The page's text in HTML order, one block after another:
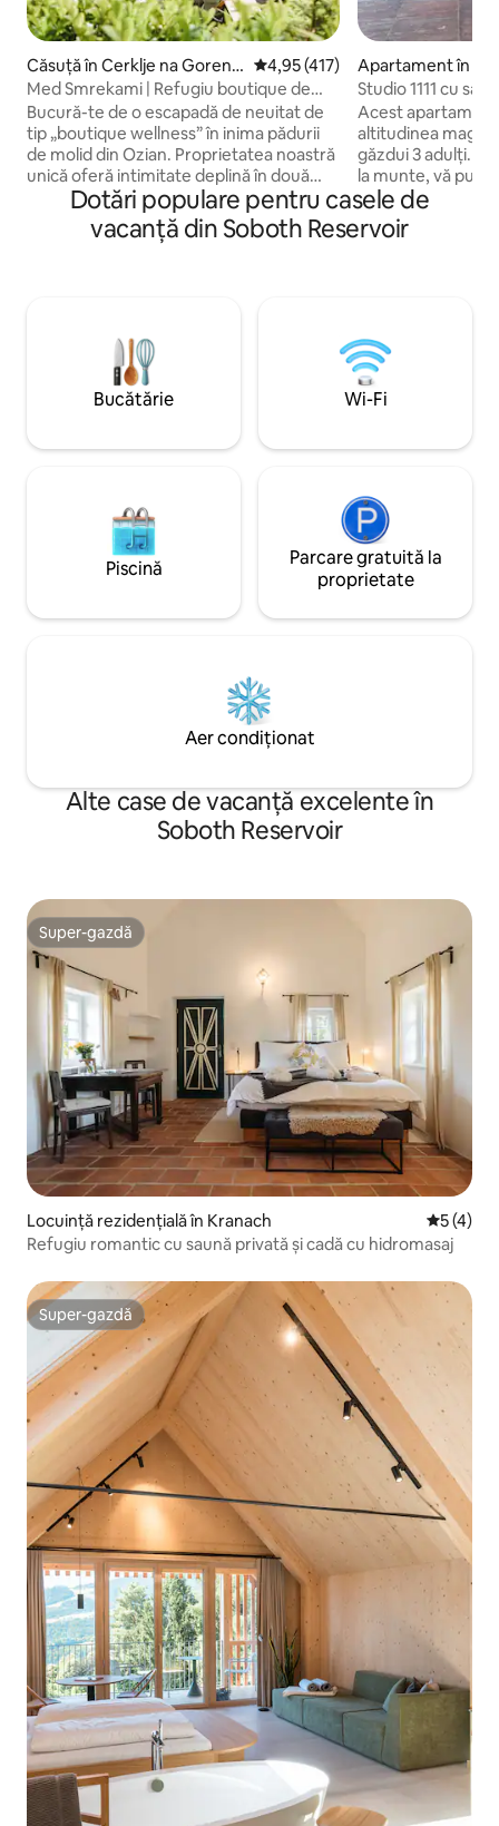
Căsuță în Cerklje na Gorenjs
kem
Scor mediu de 4,95 din 5, 417
4,95 (417)
Med Smrekami | Refugiu boutique de
wellness și SPA
Bucură-te de o escapadă de neuitat de
tip „boutique wellness” în inima pădurii
de molid din Ozian. Proprietatea noastră
unică oferă intimitate deplină în două
spații separate: o căsuță romantică din
lemn cu vedere panoramică, un fotoliu
de masaj premium și un proiector de film
cuplurile care caută răsfăț de lux și
relaxare în apropierea munților. Bine ai
venit în sanctuarul tău! ID RNO: 108171
Apartament în
Studio 1111 cu
hidromasaj
Acest
altitudinea magică
găzdui 3 adulți.
la munte, vă
relaxați pe o
acoperiș. Oferă cadă cu hidromasaj și
saună privată.
elvețian. Există un spațiu de parcare
înainte de
disponibil în
Dotări populare pentru casele de
vacanță din Soboth Reservoir
Bucătărie Wi-Fi
Piscină
Parcare gratuită la
proprietate
Aer condiționat
Alte case de vacanță excelente în
Soboth Reservoir
Super-gazdă
Super-gazdă
Locuință rezidențială în Kranach Scor
5 (4)
Refugiu romantic cu saună privată și cadă cu hidromasaj
Super-gazdă
Super-gazdă